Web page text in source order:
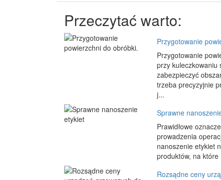
Przeczytać warto:
Przygotowanie
Przygotowanie
przy kuleczkowaniu
zabezpieczyć
trzeba precyzyjnie
j...
Sprawne
Prawidłowe
prowadzenia
nanoszenie etykiet
produktów, na
Rozsądne ceny